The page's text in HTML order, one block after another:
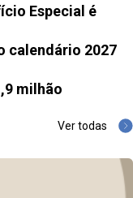
Especial é
calendário 2027
milhão
Ver todas